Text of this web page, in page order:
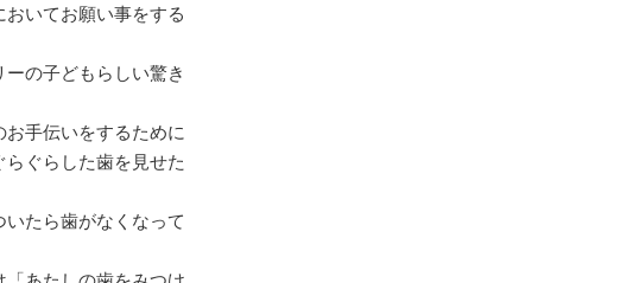
いてお願い事をする
の子どもらしい驚き
手伝いをするために
ぐらした歯を見せた
たら歯がなくなって